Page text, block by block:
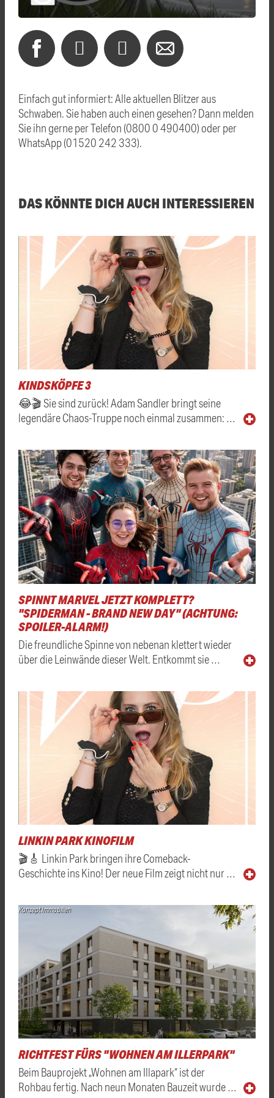
Einfach gut informiert: Alle aktuellen Blitzer aus
Schwaben. Sie haben auch einen gesehen? Dann melden
Sie ihn gerne per Telefon (0800 0 490400) oder per
WhatsApp (01520 242 333).
DAS KÖNNTE DICH AUCH INTERESSIEREN
KINDSKÖPFE 3
😂🎬 Sie sind zurück! Adam Sandler bringt seine
legendäre Chaos-Truppe noch einmal zusammen: …
SPINNT MARVEL JETZT KOMPLETT?
"SPIDERMAN - BRAND NEW DAY" (ACHTUNG:
SPOILER-ALARM!)
Die freundliche Spinne von nebenan klettert wieder
über die Leinwände dieser Welt. Entkommt sie …
LINKIN PARK KINOFILM
🎬🎸 Linkin Park bringen ihre Comeback-
Geschichte ins Kino! Der neue Film zeigt nicht nur …
Konzept Immobilien
RICHTFEST FÜRS "WOHNEN AM ILLERPARK"
Beim Bauprojekt „Wohnen am Illapark“ ist der
Rohbau fertig. Nach neun Monaten Bauzeit wurde …